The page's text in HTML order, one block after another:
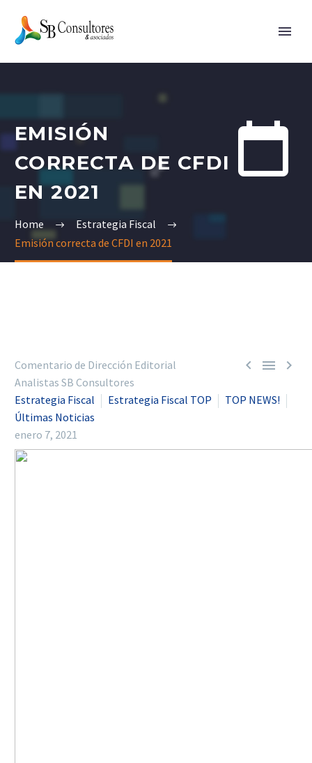


EMISIÓN
CORRECTA DE CFDI
EN 2021
Home
Estrategia Fiscal
Emisión correcta de CFDI en 2021
  
Comentario de Dirección Editorial
Analistas SB Consultores
Estrategia Fiscal
Estrategia Fiscal TOP
TOP NEWS!
Últimas Noticias
enero 7, 2021